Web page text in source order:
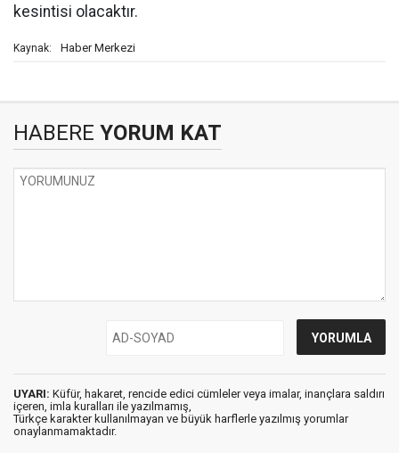
kesintisi olacaktır.
Kaynak: Haber Merkezi
HABERE YORUM KAT
UYARI: Küfür, hakaret, rencide edici cümleler veya imalar, inançlara saldırı
içeren, imla kuralları ile yazılmamış,
Türkçe karakter kullanılmayan ve büyük harflerle yazılmış yorumlar
onaylanmamaktadır.